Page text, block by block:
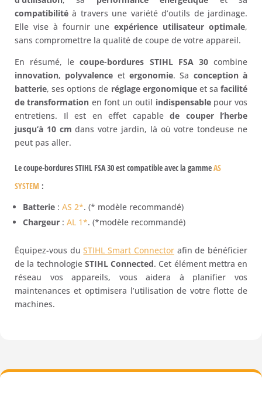
compatibilité à travers une variété d’outils de jardinage.
Elle vise à fournir uneexpérience utilisateur optimale,
sans compromettre la qualité de coupe de votre appareil.
En résumé, lecoupe-bordures STIHL FSA 30combine
innovation, polyvalence etergonomie. Sa conception à
batterie, ses options de réglage ergonomiqueet sa facilité
de transformation en font un outil indispensablepour vos
entretiens. Il est en effet capablede couper l’herbe
jusqu’à 10 cm dans votre jardin, là où votre tondeuse ne
peut pas aller.
Lecoupe-bordures STIHL FSA 30est compatible avec la gammeAS
SYSTEM :
Batterie : AS 2*. (* modèle recommandé)
Chargeur : AL 1*. (*modèle recommandé)
Équipez-vous duSTIHL Smart Connectorafin de bénéficier
de la technologie STIHL Connected. Cet élément mettra en
réseau vos appareils, vous aidera à planifier vos
maintenances et optimisera l’utilisation de votre flotte de
machines.